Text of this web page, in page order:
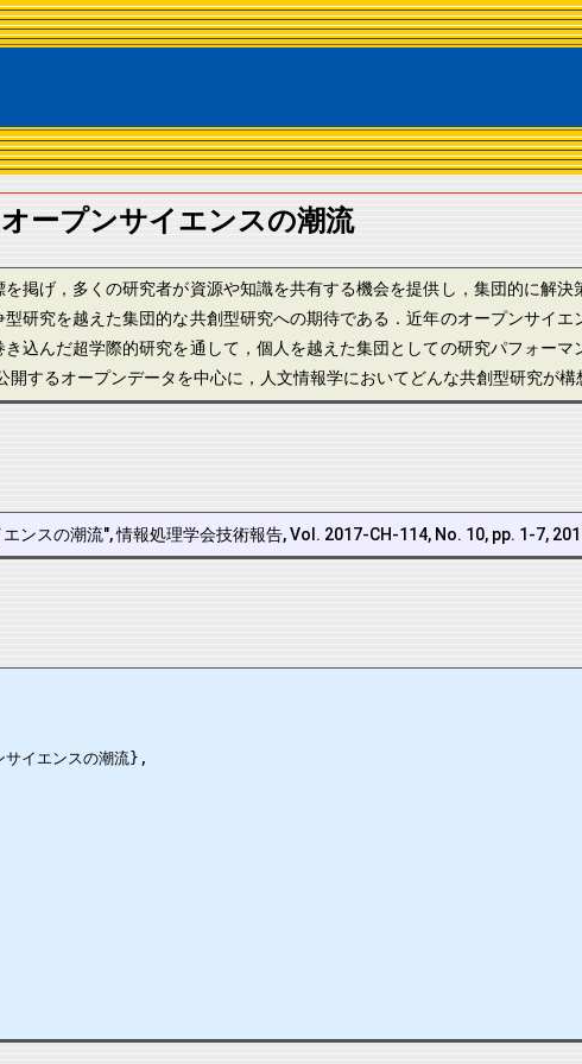
ープンサイエンスの潮流
掲げ，多くの研究者が資源や知識を共有する機会を提供し，集団的に解
研究を越えた集団的な共創型研究への期待である．近年のオープンサイ
込んだ超学際的研究を通して，個人を越えた集団としての研究パフォー
するオープンデータを中心に，人文情報学においてどんな共創型研究が構
ンスの潮流", 情報処理学会技術報告, Vol. 2017-CH-114, No. 10, pp. 1-7,
イエンスの潮流},